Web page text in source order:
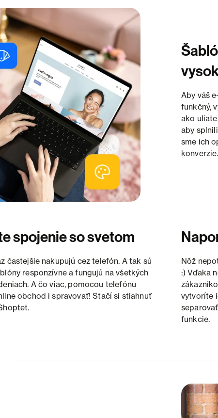
Aby váš
funkčný,
ako
aby
sme ich
konverzie.
spojenie so svetom
častejšie nakupujú cez telefón. A tak sú
responzívne a fungujú na všetkých
A čo viac, pomocou telefónu
obchod i spravovať! Stačí si stiahnuť
Nôž
:) Vďaka
vytvoríte
funkcie.